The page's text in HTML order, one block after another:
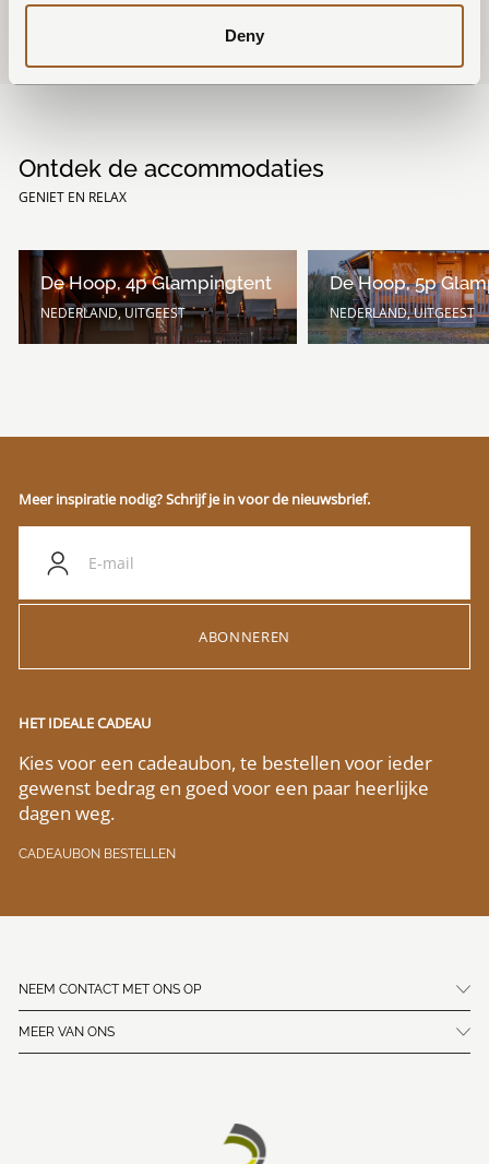
Deny
Ontdek de accommodaties
GENIET EN RELAX
De Hoop, 4p Glampingtent
NEDERLAND, UITGEEST
De Hoop, 5p
NEDERLAND, UITGEEST
Meer inspiratie nodig? Schrijf je in voor de nieuwsbrief.
ABONNEREN
HET IDEALE CADEAU
Kies voor een cadeaubon, te bestellen voor ieder
gewenst bedrag en goed voor een paar heerlijke
dagen weg.
CADEAUBON BESTELLEN
NEEM CONTACT MET ONS OP
MEER VAN ONS